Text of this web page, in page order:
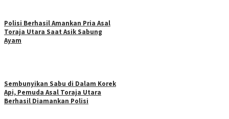
Polisi Berhasil Amankan Pria Asal
Toraja Utara Saat Asik Sabung
Ayam
Sembunyikan Sabu di Dalam Korek
Api, Pemuda Asal Toraja Utara
Berhasil Diamankan Polisi